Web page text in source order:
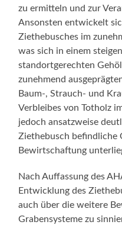
zu ermitteln und zur
Ansonsten entwickelt
Ziethebusches im
was sich in einem
standortgerechten
zunehmend
Baum-, Strauch- und
Verbleibes von Totholz
jedoch ansatzweise
Ziethebusch befindliche
Bewirtschaftung
Nach Auffassung des
Entwicklung des
auch über die weitere
Grabensysteme zu